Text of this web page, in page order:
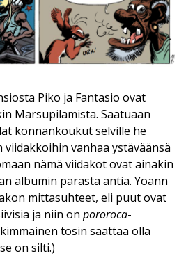
Piko ja Fantasio ovat
Marsupilamista. Saatuaan
konnankoukut selville he
vanhaa ystäväänsä
nämä viidakot ovat ainakin
albumin parasta antia. Yoann
mittasuhteet, eli puut ovat
ja niin on pororoca-
tosin saattaa olla
on silti.)